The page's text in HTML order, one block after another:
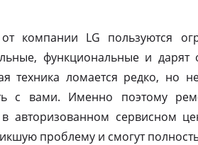
компании LG пользуются
функциональные и
техника ломается редко, но
с вами. Именно поэтому
авторизованном сервисном
проблему и смогут